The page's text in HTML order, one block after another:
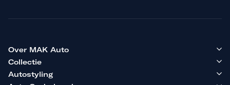
Over MAK Auto
Collectie
Autostyling